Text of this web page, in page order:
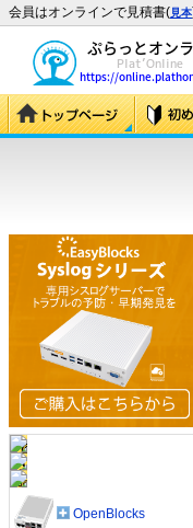
会員はオンラインで見積書(見本
OpenBlocks